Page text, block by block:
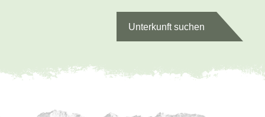
Unterkunft suchen